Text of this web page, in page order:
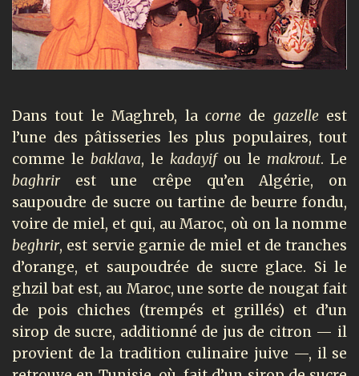
Dans tout le Maghreb, la corne de gazelle est
l’une des pâtisseries les plus populaires, tout
comme le baklava, le kadayif ou le makrout. Le
baghrir est une crêpe qu’en Algérie, on
saupoudre de sucre ou tartine de beurre fondu,
voire de miel, et qui, au Maroc, où on la nomme
beghrir, est servie garnie de miel et de tranches
d’orange, et saupoudrée de sucre glace. Si le
ghzil bat est, au Maroc, une sorte de nougat fait
de pois chiches (trempés et grillés) et d’un
sirop de sucre, additionné de jus de citron — il
provient de la tradition culinaire juive —, il se